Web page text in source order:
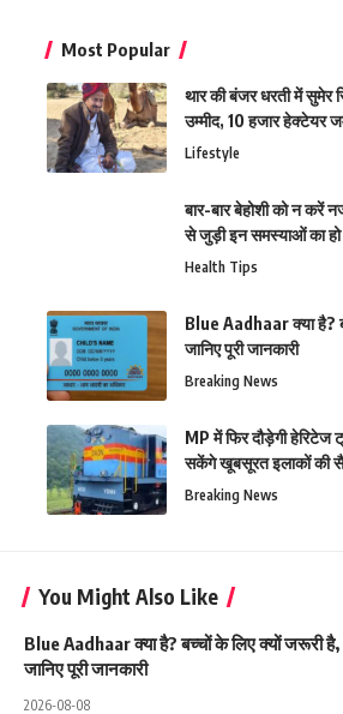
Most Popular
थार की बंजर धरती में सुमेर
उम्मीद, 10 हजार हेक्टेयर
Lifestyle
बार-बार बेहोशी को न करें
से जुड़ी इन समस्याओं का
Health Tips
Blue Aadhaar क्या है?
जानिए पूरी जानकारी
Breaking News
MP में फिर दौड़ेगी हेरिटेज
सकेंगे खूबसूरत इलाकों की
Breaking News
You Might Also Like
Blue Aadhaar क्या है? बच्चों के लिए क्यों जरूरी है,
जानिए पूरी जानकारी
2026-08-08